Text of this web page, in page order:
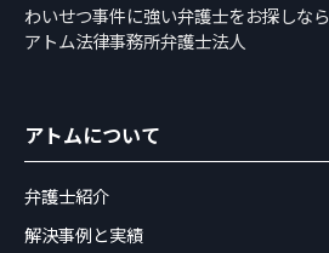
わいせつ事件に強い弁護士をお探しなら
アトム法律事務所弁護士法人
アトムについて
弁護士紹介
解決事例と実績